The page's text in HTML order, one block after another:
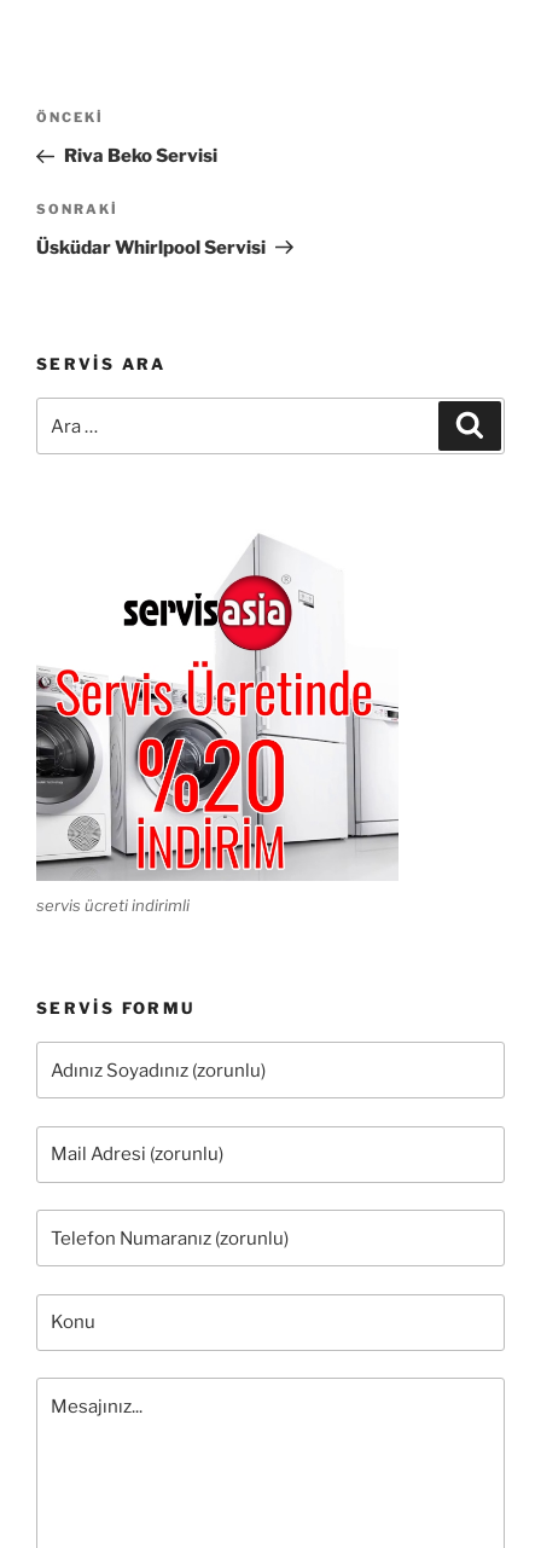
Yazı
Önceki
Yazı
ÖNCEKI
Riva Beko Servisi
Sonraki
Yazı
SONRAKI
Üsküdar Whirlpool Servisi
SERVIS ARA
servis ücreti indirimli
SERVIS FORMU